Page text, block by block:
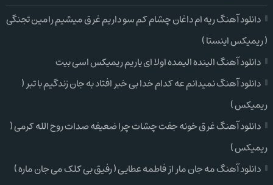
دانلود آهنگ ریه ام داغان چشام کم سو داریم غرق میشیم رامین تجنگی
( ریمیکس اینستا )
دانلود آهنگ الینده الیمده اولا ای یاریم ریمیکس اسی بیت
دانلود آهنگ نمیدانم عه کدام خدا بی خبر افتاد به جان زندگیم با تبر (
ریمیکس )
دانلود آهنگ غرق خونه جفت چشات چرا ضعیفه صدات روح الله کرمی (
ریمیکس )
دانلود آهنگ مه جان مار از فاطمه عطایی ( رفیق بی کلک می جان ماره )